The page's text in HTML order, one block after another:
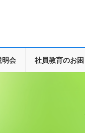
明会 社員教育のお